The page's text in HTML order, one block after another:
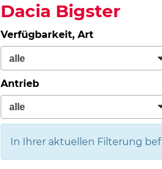
Dacia Bigster
Verfügbarkeit, Art
Antrieb
In Ihrer aktuellen Filterung